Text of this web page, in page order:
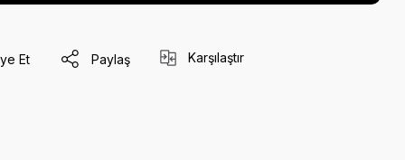
Et Paylaş Karşılaştır